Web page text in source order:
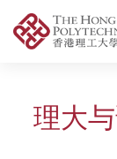
Start main
理大